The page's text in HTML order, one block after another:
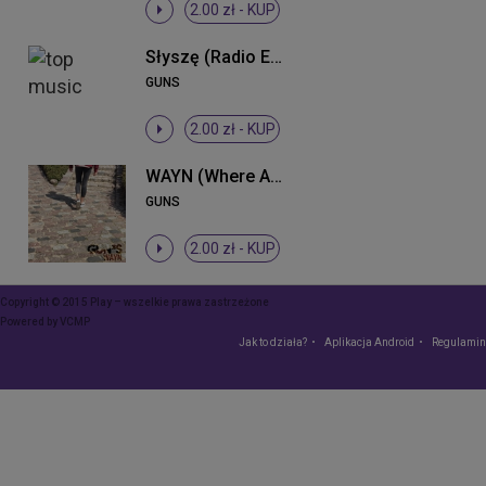
2.00 zł - KUP
Słyszę (Radio Edit)
GUNS
2.00 zł - KUP
WAYN (Where Are You Now)
GUNS
2.00 zł - KUP
Copyright © 2015 Play – wszelkie prawa zastrzeżone
Powered byVCMP
Jak to działa?
Aplikacja Android Regulamin